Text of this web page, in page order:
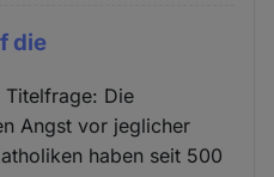
die
Die
Angst vor jeglicher
haben seit 500